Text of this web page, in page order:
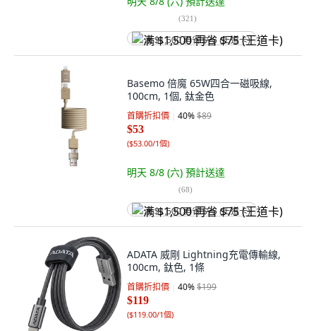
(321)
满 $1,500 再省 $75 (王道卡)
Basemo 倍魔 65W四合一磁吸線,
100cm, 1個, 鈦金色
首購折扣價 40%$89
$53
($53.00/1個)
明天 8/8 (六) 預計送達
(68)
满 $1,500 再省 $75 (王道卡)
ADATA 威剛 Lightning充電傳輸線,
100cm, 鈦色, 1條
首購折扣價 40%$199
$119
($119.00/1個)